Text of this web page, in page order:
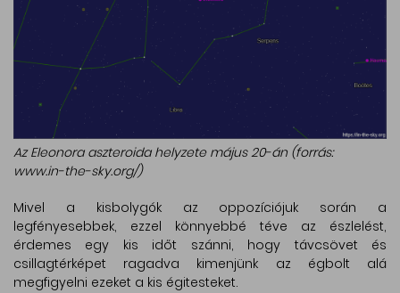
Az Eleonora aszteroida helyzete május 20-án (forrás:
www.in-the-sky.org/)
Mivel a kisbolygók az oppozíciójuk során a
legfényesebbek, ezzel könnyebbé téve az észlelést,
érdemes egy kis időt szánni, hogy távcsövet és
csillagtérképet ragadva kimenjünk az égbolt alá
megfigyelni ezeket a kis égitesteket.